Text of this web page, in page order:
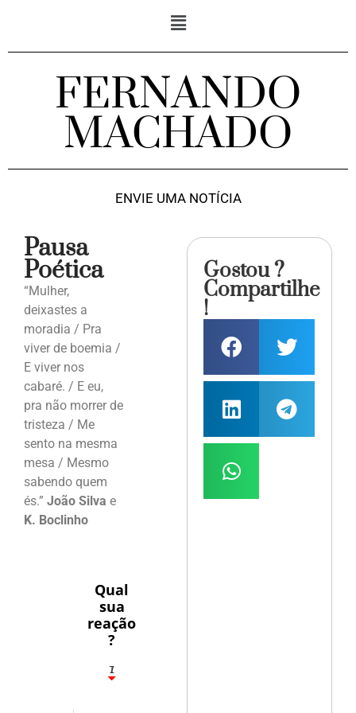
FERNANDO
MACHADO
ENVIE UMA NOTÍCIA
Pausa
Poética
“Mulher,
deixastes a
moradia / Pra
viver de boemia /
E viver nos
cabaré. / E eu,
pra não morrer de
tristeza / Me
sento na mesma
mesa / Mesmo
sabendo quem
és.” João Silva e
K. Boclinho
Qual
sua
reação
?
1
7
Gostou ?
Compartilhe
!